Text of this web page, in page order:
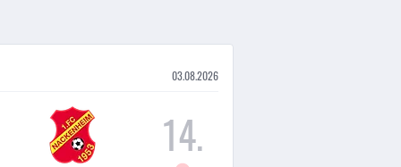
03.08.2026
14.